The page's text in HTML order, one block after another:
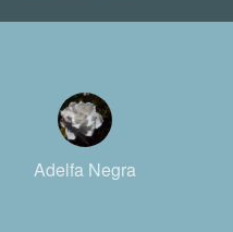
Adelfa Negra